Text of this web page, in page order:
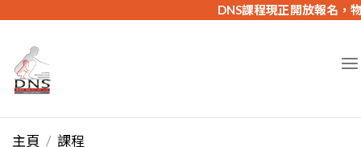
DNS課程現正開放報名，物
主頁 課程